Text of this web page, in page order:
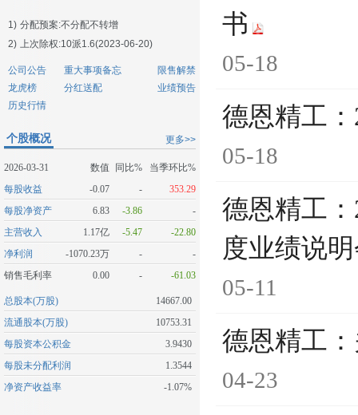
1) 分配预案:不分配不转增
2) 上次除权:10派1.6(2023-06-20)
公司公告 重大事项备忘
限售解禁
龙虎榜
分红送配
业绩预告
历史行情
更多>>
个股概况
2026-03-31 数值 同比%
当季环比%
每股收益
-0.07 -
353.29
每股净资产
6.83 -3.86
-
主营收入
1.17亿 -5.47
-22.80
净利润
-1070.23万 -
-
销售毛利率
0.00 - -61.03
总股本(万股)
14667.00
流通股本(万股)
10753.31
每股资本公积金
3.9430
每股未分配利润
1.3544
净资产收益率
-1.07%
书
05-18
德恩精工
05-18
德恩精工
度业绩说
05-11
德恩精工
04-23